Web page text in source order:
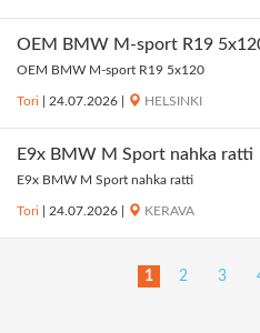
OEM BMW M-sport R19
OEM BMW M-sport R19 5x120
Tori 24.07.2026 HELSINKI
E9x BMW M Sport nahka ratti
E9x BMW M Sport nahka ratti
Tori 24.07.2026 KERAVA
1 2 3